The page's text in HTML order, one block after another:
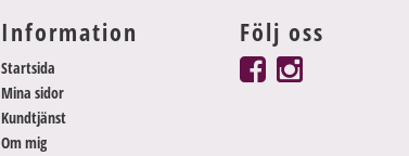
Information
Startsida
Mina sidor
Kundtjänst
Om mig
Följ oss